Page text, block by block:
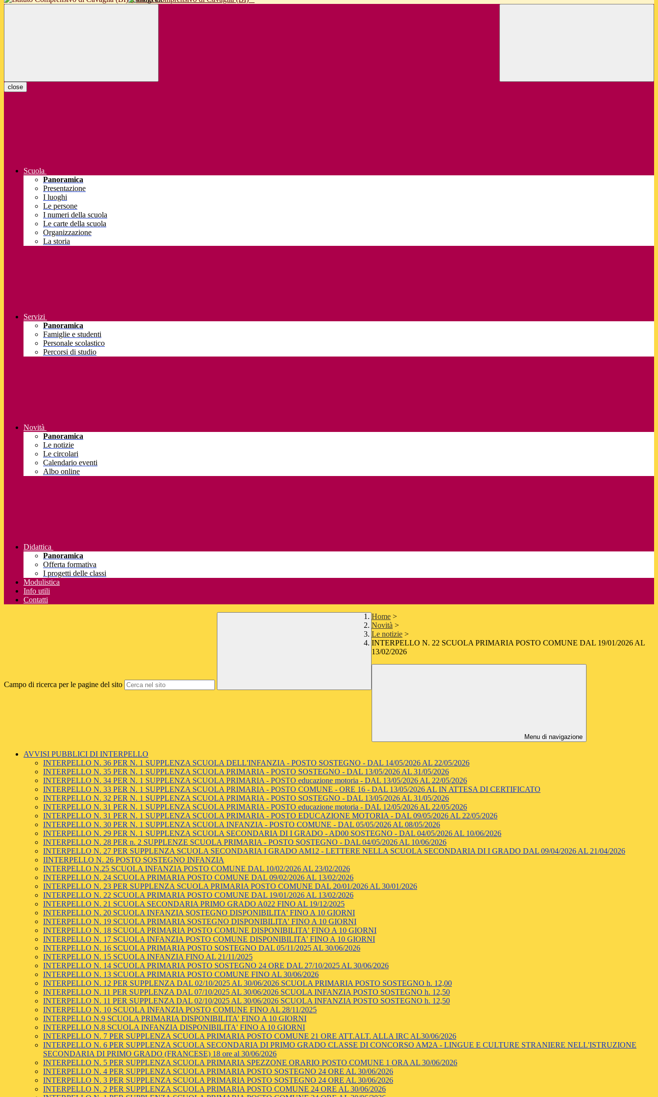
close
Scuola
Panoramica
Presentazione
I luoghi
Le persone
I numeri della scuola
Le carte della scuola
Organizzazione
La storia
Servizi
Panoramica
Famiglie e studenti
Personale scolastico
Percorsi di studio
Novità
Panoramica
Le notizie
Le circolari
Calendario eventi
Albo online
Didattica
Panoramica
Offerta formativa
I progetti delle classi
Modulistica
Info utili
Contatti
Campo di ricerca per le pagine del sito
Home >
Novità >
Le notizie >
INTERPELLO N. 22 SCUOLA PRIMARIA POSTO COMUNE DAL 19/01/2026 AL
13/02/2026
Menu di navigazione
AVVISI PUBBLICI DI INTERPELLO
INTERPELLO N. 36 PER N. 1 SUPPLENZA SCUOLA DELL'INFANZIA - POSTO SOSTEGNO - DAL 14/05/2026 AL 22/05/2026
INTERPELLO N. 35 PER N. 1 SUPPLENZA SCUOLA PRIMARIA - POSTO SOSTEGNO - DAL 13/05/2026 AL 31/05/2026
INTERPELLO N. 34 PER N. 1 SUPPLENZA SCUOLA PRIMARIA - POSTO educazione motoria - DAL 13/05/2026 AL 22/05/2026
INTERPELLO N. 33 PER N. 1 SUPPLENZA SCUOLA PRIMARIA - POSTO COMUNE - ORE 16 - DAL 13/05/2026 AL IN ATTESA DI CERTIFICATO
INTERPELLO N. 32 PER N. 1 SUPPLENZA SCUOLA PRIMARIA - POSTO SOSTEGNO - DAL 13/05/2026 AL 31/05/2026
INTERPELLO N. 31 PER N. 1 SUPPLENZA SCUOLA PRIMARIA - POSTO educazione motoria - DAL 12/05/2026 AL 22/05/2026
INTERPELLO N. 31 PER N. 1 SUPPLENZA SCUOLA PRIMARIA - POSTO EDUCAZIONE MOTORIA - DAL 09/05/2026 AL 22/05/2026
INTERPELLO N. 30 PER N. 1 SUPPLENZA SCUOLA INFANZIA - POSTO COMUNE - DAL 05/05/2026 AL 08/05/2026
INTERPELLO N. 29 PER N. 1 SUPPLENZA SCUOLA SECONDARIA DI I GRADO - AD00 SOSTEGNO - DAL 04/05/2026 AL 10/06/2026
INTERPELLO N. 28 PER n. 2 SUPPLENZE SCUOLA PRIMARIA - POSTO SOSTEGNO - DAL 04/05/2026 AL 10/06/2026
INTERPELLO N. 27 PER SUPPLENZA SCUOLA SECONDARIA I GRADO AM12 - LETTERE NELLA SCUOLA SECONDARIA DI I GRADO DAL 09/04/2026 AL 21/04/2026
IINTERPELLO N. 26 POSTO SOSTEGNO INFANZIA
INTERPELLO N.25 SCUOLA INFANZIA POSTO COMUNE DAL 10/02/2026 AL 23/02/2026
INTERPELLO N. 24 SCUOLA PRIMARIA POSTO COMUNE DAL 09/02/2026 AL 13/02/2026
INTERPELLO N. 23 PER SUPPLENZA SCUOLA PRIMARIA POSTO COMUNE DAL 20/01/2026 AL 30/01/2026
INTERPELLO N. 22 SCUOLA PRIMARIA POSTO COMUNE DAL 19/01/2026 AL 13/02/2026
INTERPELLO N. 21 SCUOLA SECONDARIA PRIMO GRADO A022 FINO AL 19/12/2025
INTERPELLO N. 20 SCUOLA INFANZIA SOSTEGNO DISPONIBILITA' FINO A 10 GIORNI
INTERPELLO N. 19 SCUOLA PRIMARIA SOSTEGNO DISPONIBILITA' FINO A 10 GIORNI
INTERPELLO N. 18 SCUOLA PRIMARIA POSTO COMUNE DISPONIBILITA' FINO A 10 GIORNI
INTERPELLO N. 17 SCUOLA INFANZIA POSTO COMUNE DISPONIBILITA' FINO A 10 GIORNI
INTERPELLO N. 16 SCUOLA PRIMARIA POSTO SOSTEGNO DAL 05/11/2025 AL 30/06/2026
INTERPELLO N. 15 SCUOLA INFANZIA FINO AL 21/11/2025
INTERPELLO N. 14 SCUOLA PRIMARIA POSTO SOSTEGNO 24 ORE DAL 27/10/2025 AL 30/06/2026
INTERPELLO N. 13 SCUOLA PRIMARIA POSTO COMUNE FINO AL 30/06/2026
INTERPELLO N. 12 PER SUPPLENZA DAL 02/10/2025 AL 30/06/2026 SCUOLA PRIMARIA POSTO SOSTEGNO h. 12,00
INTERPELLO N. 11 PER SUPPLENZA DAL 07/10/2025 AL 30/06/2026 SCUOLA INFANZIA POSTO SOSTEGNO h. 12,50
INTERPELLO N. 11 PER SUPPLENZA DAL 02/10/2025 AL 30/06/2026 SCUOLA INFANZIA POSTO SOSTEGNO h. 12,50
INTERPELLO N. 10 SCUOLA INFANZIA POSTO COMUNE FINO AL 28/11/2025
INTERPELLO N.9 SCUOLA PRIMARIA DISPONIBILITA' FINO A 10 GIORNI
INTERPELLO N.8 SCUOLA INFANZIA DISPONIBILITA' FINO A 10 GIORNI
INTERPELLO N. 7 PER SUPPLENZA SCUOLA PRIMARIA POSTO COMUNE 21 ORE ATT.ALT. ALLA IRC AL30/06/2026
INTERPELLO N. 6 PER SUPPLENZA SCUOLA SECONDARIA DI PRIMO GRADO CLASSE DI CONCORSO AM2A - LINGUE E CULTURE STRANIERE NELL'ISTRUZIONE
SECONDARIA DI PRIMO GRADO (FRANCESE) 18 ore al 30/06/2026
INTERPELLO N. 5 PER SUPPLENZA SCUOLA PRIMARIA SPEZZONE ORARIO POSTO COMUNE 1 ORA AL 30/06/2026
INTERPELLO N. 4 PER SUPPLENZA SCUOLA PRIMARIA POSTO SOSTEGNO 24 ORE AL 30/06/2026
INTERPELLO N. 3 PER SUPPLENZA SCUOLA PRIMARIA POSTO SOSTEGNO 24 ORE AL 30/06/2026
INTERPELLO N. 2 PER SUPPLENZA SCUOLA PRIMARIA POSTO COMUNE 24 ORE AL 30/06/2026